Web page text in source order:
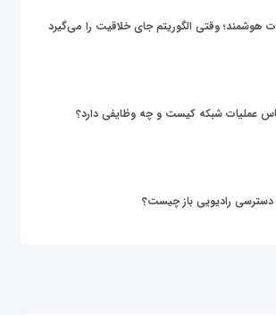
هوشمند؛ وقتی الگوریتم جای خلاقیت را می‌گیرد
عملیات شبکه کیست و چه وظایفی دارد؟
رادیویی باز چیست؟